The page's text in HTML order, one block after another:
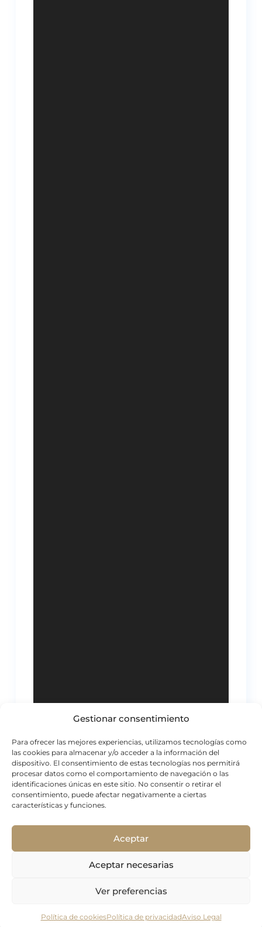
Gestionar consentimiento
Para ofrecer las mejores experiencias, utilizamos tecnologías como
las cookies para almacenar y/o acceder a la información del
dispositivo. El consentimiento de estas tecnologías nos permitirá
procesar datos como el comportamiento de navegación o las
identificaciones únicas en este sitio. No consentir o retirar el
consentimiento, puede afectar negativamente a ciertas
características y funciones.
Aceptar
Aceptar necesarias
Ver preferencias
Política de cookiesPolítica de privacidadAviso Legal
Estate